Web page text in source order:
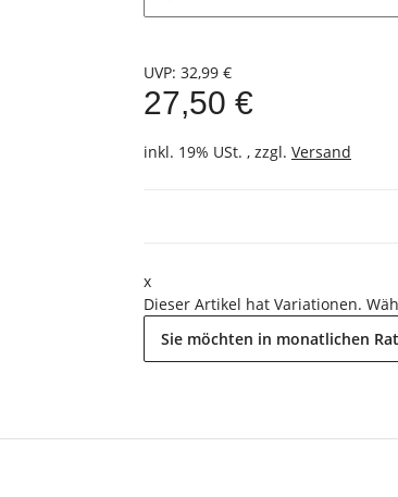
UVP: 32,99 €
27,50 €
inkl. 19% USt. , zzgl. Versand
x
Dieser Artikel hat Variationen.
Sie möchten in monatlichen